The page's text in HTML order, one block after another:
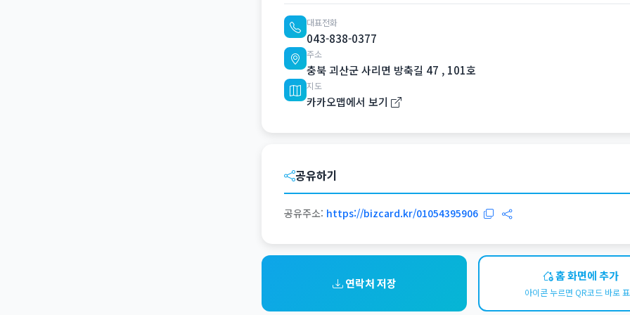
대표전화
043-838-0377
주소
충북 괴산군 사리면 방축길 47 , 101호
지도
카카오맵에서 보기
공유하기
공유주소: https://bizcard.kr/01054395906
연락처 저장
홈 화면에 추가
아이콘 누르면 QR코드 바로